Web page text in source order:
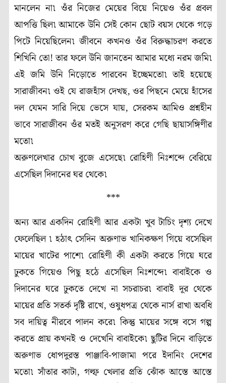
মানলেন না৷ ওঁর নিজের মেয়ের বিয়ে নিয়েও ওঁর প্রবল
আপত্তি ছিল৷ আমাকে উনি সেই কোন ছোট বয়স থেকে গড়ে
পিটে নিয়েছিলেন৷ জীবনে কখনও ওঁর বিরুদ্ধাচরণ করতে
শিখিনি তো! তার ফলে উনি জানতেন আমার মধ্যে নরম জমি৷
এই জমি উনি নিড়োতে পারবেন ইচ্ছেমতো৷ তাই হয়েছে
সারাজীবন৷ ওই যে রাজহাঁস দেখছ, ওর পিছনে মেয়ে হাঁসের
দল যেমন সারি দিয়ে ভেসে যায়, সেরকম আমিও প্রশ্নহীন
ভাবে সারাজীবন ওঁর মতই অনুসরণ করে গেছি ছায়াসঙ্গিণীর
মতো৷
অরুণলেখার চোখ বুজে এসেছে৷ রোহিণী নিঃশব্দে বেরিয়ে
এসেছিল দিদানের ঘর থেকে৷
***
অন্য আর একদিন রোহিণী আর একটা খুব টাচিং দৃশ্য দেখে
ফেলেছিল ৷ হঠাৎ সেদিন অরুণাভ খানিকক্ষণ গিয়ে বসেছিল
মায়ের খাটের পাশে৷ রোহিণী কী একটা করতে গিয়ে ঘরে
ঢুকতে গিয়েও পিছু হঠে এসেছিল নিঃশব্দে৷ বাবাইকে ও
দিদানের ঘরে ঢুকতে দেখে না সচরাচর৷ বাবাই দূর থেকে
মায়ের প্রতি সতর্ক দৃষ্টি রাখে, ওষুধপত্র থেকে নার্স রাখা অবধি
সব দায়িত্ব নীরবে পালন করে৷ কিন্তু মায়ের সঙ্গে বসে গল্প
করতে প্রায় কখনই ও দেখেনি বাবাইকে৷ ছুটির দিনে বাড়িতে
অরুণাভ ধোপদুরস্ত পাঞ্জাবি-পাজামা পরে ইদানিং দেশের
মতো৷ সাঁতার কাটা, গল্ফ খেলার প্রতি ঝোঁক আস্তে আস্তে